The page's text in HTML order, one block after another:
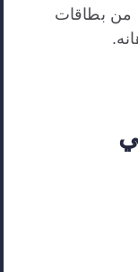
من بطاقات